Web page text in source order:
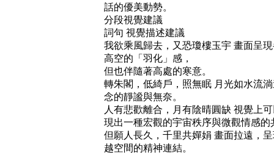
話的優美動勢。
分段視覺建議
詞句 視覺描述建議
我欲乘風歸去，又恐瓊樓玉宇 畫面呈
高空的「羽化」感，
但也伴隨著高處的寒意。
轉朱閣，低綺戶，照無眠 月光如水流
念的靜謐與無奈。
人有悲歡離合，月有陰晴圓缺 視覺上
現出一種宏觀的宇宙秩序與微觀情感的
但願人長久，千里共嬋娟 畫面拉遠，
越空間的精神連結。